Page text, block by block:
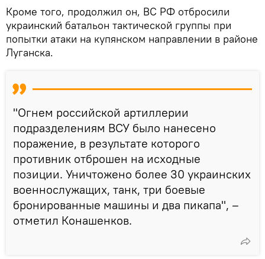
Кроме того, продолжил он, ВС РФ отбросили
украинский батальон тактической группы при
попытки атаки на купянском направлении в районе
Луганска.
"Огнем российской артиллерии
подразделениям ВСУ было нанесено
поражение, в результате которого
противник отброшен на исходные
позиции. Уничтожено более 30 украинских
военнослужащих, танк, три боевые
бронированные машины и два пикапа", –
отметил Конашенков.